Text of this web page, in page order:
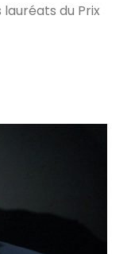
lauréats du Prix